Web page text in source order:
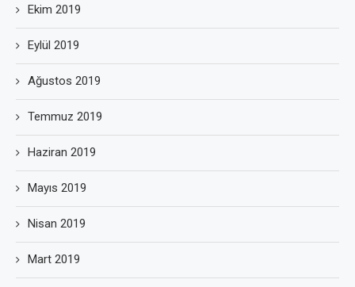
Ekim 2019
Eylül 2019
Ağustos 2019
Temmuz 2019
Haziran 2019
Mayıs 2019
Nisan 2019
Mart 2019